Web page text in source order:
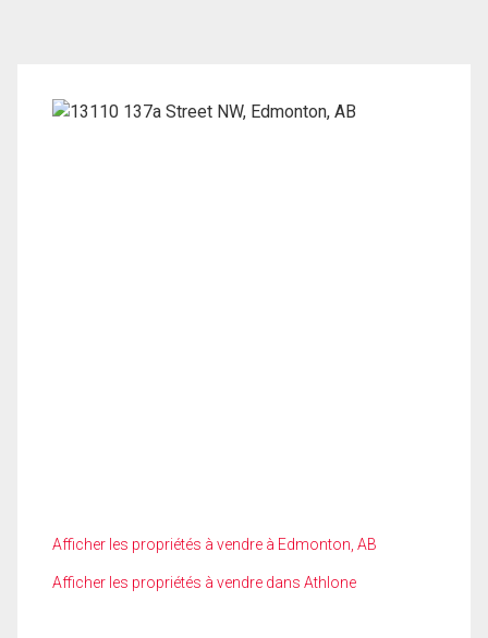
Afficher les propriétés à vendre à Edmonton, AB
Afficher les propriétés à vendre dans Athlone